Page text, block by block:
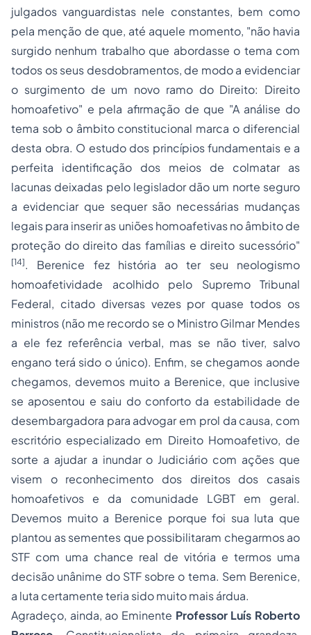
julgados vanguardistas nele constantes, bem como
pela menção de que, até aquele momento, "não havia
surgido nenhum trabalho que abordasse o tema com
todos os seus desdobramentos, de modo a evidenciar
o surgimento de um novo ramo do Direito: Direito
homoafetivo" e pela afirmação de que "A análise do
tema sob o âmbito constitucional marca o diferencial
desta obra. O estudo dos princípios fundamentais e a
perfeita identificação dos meios de colmatar as
lacunas deixadas pelo legislador dão um norte seguro
a evidenciar que sequer são necessárias mudanças
legais para inserir as uniões homoafetivas no âmbito de
proteção do direito das famílias e direito sucessório"
[14]. Berenice fez história ao ter seu neologismo
homoafetividade acolhido pelo Supremo Tribunal
Federal, citado diversas vezes por quase todos os
ministros (não me recordo se o Ministro Gilmar Mendes
a ele fez referência verbal, mas se não tiver, salvo
engano terá sido o único). Enfim, se chegamos aonde
chegamos, devemos muito a Berenice, que inclusive
se aposentou e saiu do conforto da estabilidade de
desembargadora para advogar em prol da causa, com
escritório especializado em Direito Homoafetivo, de
sorte a ajudar a inundar o Judiciário com ações que
visem o reconhecimento dos direitos dos casais
homoafetivos e da comunidade LGBT em geral.
Devemos muito a Berenice porque foi sua luta que
plantou as sementes que possibilitaram chegarmos ao
STF com uma chance real de vitória e termos uma
decisão unânime do STF sobre o tema. Sem Berenice,
a luta certamente teria sido muito mais árdua.
Agradeço, ainda, ao Eminente Professor Luís Roberto